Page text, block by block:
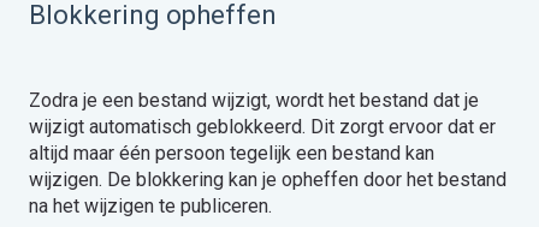
Blokkering opheffen
Zodra je een bestand wijzigt, wordt het bestand dat je
wijzigt automatisch geblokkeerd. Dit zorgt ervoor dat er
altijd maar één persoon tegelijk een bestand kan
wijzigen. De blokkering kan je opheffen door het bestand
na het wijzigen te publiceren.